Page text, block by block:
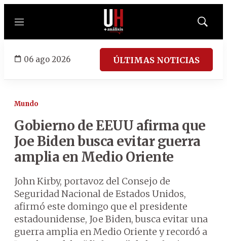
Menú
Mostrar
06 ago 2026 ÚLTIMAS NOTICIAS
Mundo
Gobierno de EEUU afirma que
Joe Biden busca evitar guerra
amplia en Medio Oriente
John Kirby, portavoz del Consejo de
Seguridad Nacional de Estados Unidos,
afirmó este domingo que el presidente
estadounidense, Joe Biden, busca evitar una
guerra amplia en Medio Oriente y recordó a